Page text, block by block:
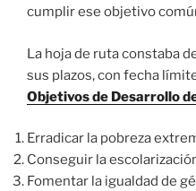
cumplir ese objetivo
La hoja de ruta constaba
sus plazos, con fecha
Objetivos de Desarrollo
Erradicar la pobreza
Conseguir la
Fomentar la igualdad de